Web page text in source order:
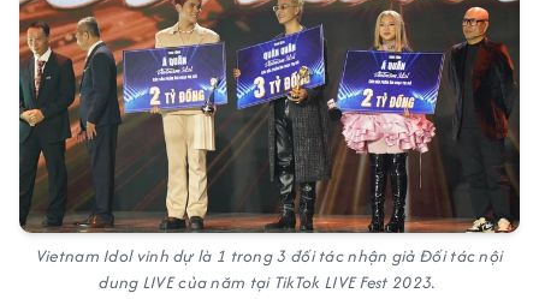
Vietnam Idol vinh dự là 1 trong 3 đối tác nhận giả Đối tác nội
dung LIVE của năm tại TikTok LIVE Fest 2023.